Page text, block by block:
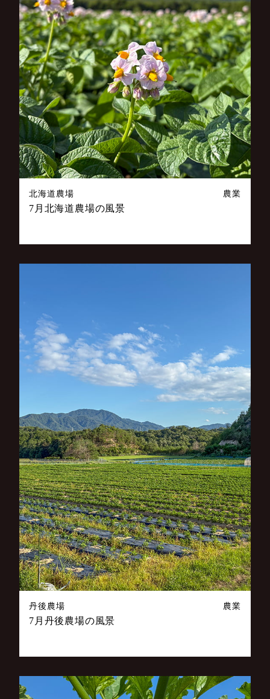
北海道農場 農業
7月北海道農場の風景
丹後農場 農業
7月丹後農場の風景